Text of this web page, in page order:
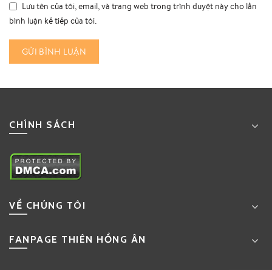
Lưu tên của tôi, email, và trang web trong trình duyệt này cho lần
bình luận kế tiếp của tôi.
CHÍNH SÁCH
VỀ CHÚNG TÔI
FANPAGE THIÊN HỒNG ÂN